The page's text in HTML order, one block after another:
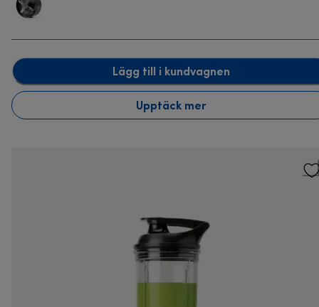
Lägg till i kundvagnen
Upptäck mer